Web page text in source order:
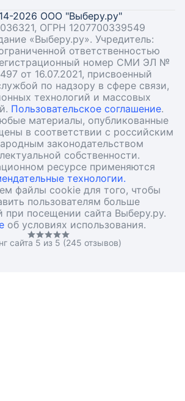
2026 ООО "Выберу.ру"
ОГРН 1207700339549
«Выберу.ру». Учредитель:
ответственностью
номер СМИ ЭЛ №
от 16.07.2021, присвоенный
по надзору в сфере связи,
технологий и массовых
Пользовательское соглашение.
материалы, опубликованные
в соответствии с российским
законодательством
собственности.
ресурсе применяются
технологии.
файлы cookie для того, чтобы
пользователям больше
при посещении сайта Выберу.ру.
об условиях использования.
сайта 5 из 5 (245 отзывов)